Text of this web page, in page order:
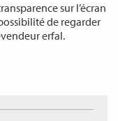
sur l’écran
de regarder
erfal.